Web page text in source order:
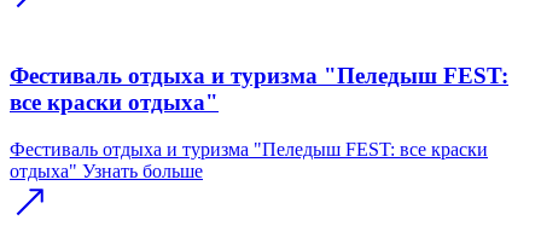
Фестиваль отдыха и туризма "Пеледыш FEST:
все краски отдыха"
Фестиваль отдыха и туризма "Пеледыш FEST: все краски
отдыха" Узнать больше